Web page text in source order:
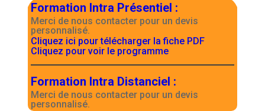
Formation Intra Présentiel :
Merci de nous contacter pour un devis
personnalisé.
Cliquez ici pour télécharger la fiche PDF
Cliquez pour voir le programme
Formation Intra Distanciel :
Merci de nous contacter pour un devis
personnalisé.